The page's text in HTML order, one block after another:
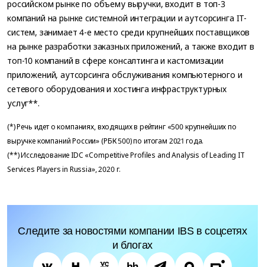
российском рынке по объему выручки, входит в топ-3
компаний на рынке системной интеграции и аутсорсинга IT-
систем, занимает 4-е место среди крупнейших поставщиков
на рынке разработки заказных приложений, а также входит в
топ-10 компаний в сфере консалтинга и кастомизации
приложений, аутсорсинга обслуживания компьютерного и
сетевого оборудования и хостинга инфраструктурных
услуг**.
(*) Речь идет о компаниях, входящих в рейтинг «500 крупнейших по
выручке компаний России» (РБК 500) по итогам 2021 года.
(**) Исследование IDC «Competitive Profiles and Analysis of Leading IT
Services Players in Russia», 2020 г.
Следите за новостями компании IBS в соцсетях
и блогах